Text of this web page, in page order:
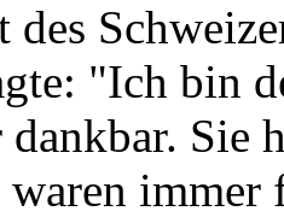
des
"Ich bin
Sie
waren